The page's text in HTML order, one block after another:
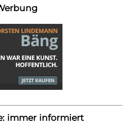
immer informiert